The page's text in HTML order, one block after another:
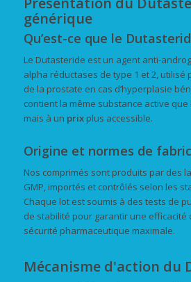
générique
Qu’est-ce que le
Le Dutasteride est un agent anti-
alpha réductases de type 1 et 2, utilisé
de la prostate en cas d’hyperplasie
contient la même substance active
mais à un prixplus accessible.
Origine et normes de
Nos comprimés sont produits par des
GMP, importés et contrôlés selon les
Chaque lot est soumis à des tests de
de stabilité pour garantir une efficacité
sécurité pharmaceutique maximale.
Mécanisme d'action du